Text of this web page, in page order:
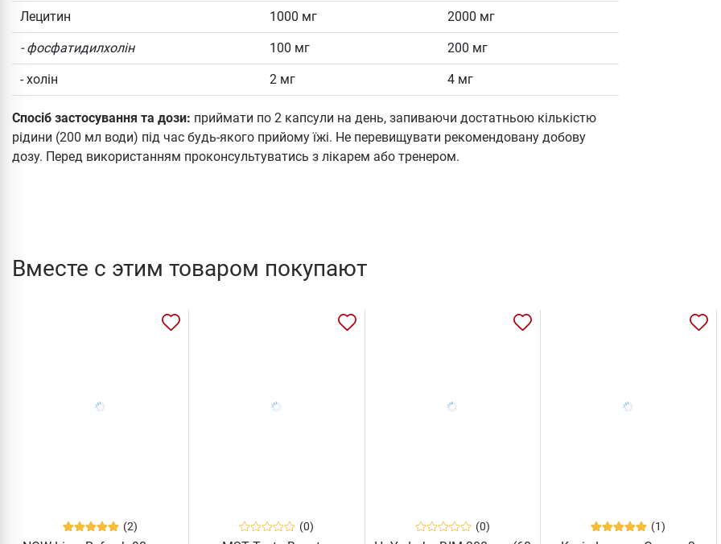
Лецитин 1000 мг 2000 мг
- фосфатидилхолін 100 мг 200 мг
- холін 2 мг 4 мг
Спосіб застосування та дози: приймати по 2 капсули на день, запиваючи достатньою кількістю
рідини (200 мл води) під час будь-якого прийому їжі. Не перевищувати рекомендовану добову
дозу. Перед використанням проконсультуватись з лікарем або тренером.
Вместе с этим товаром покупают
(2) (0) (0) (1)